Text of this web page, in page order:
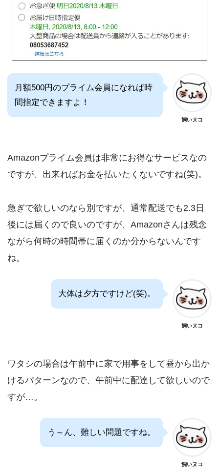
月額500円のプライム会員になれば時
間指定できますよ！
飼いヌコ
Amazonプライム会員は非常にお得なサービスなの
ですが、出来ればお金を払いたくないですね(笑)。
急ぎで欲しいのなら別ですが、通常配送でも2.3日
後には届くので良いのですが、Amazonさんは残念
ながら何時の時間帯に届くのか分からないんです
ね。
大体は夕方ですけど(笑)。
飼いヌコ
ワタシの場合は午前中に家で用事をして昼から出か
けるパターンなので、午前中に配達して欲しいので
すが…。
う～ん、難しい問題ですね。
飼いヌコ